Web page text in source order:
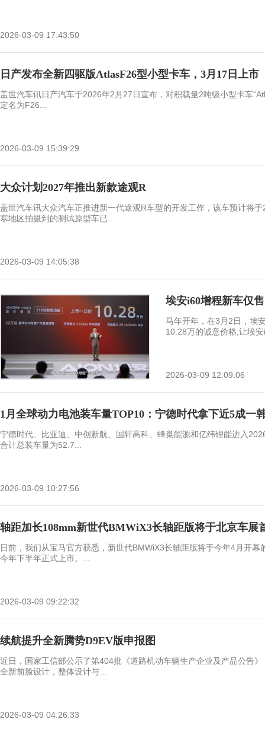
2026-03-09 17:43:50
日产发布全新四驱版AtlasF26型小型卡车，3月17日上市
盖世汽车讯日产汽车于2026年2月27日宣布，对积载量2吨级小型卡车
定名为F26...
2026-03-09 15:39:29
大众计划2027年推出新款途观R
盖世汽车讯大众汽车正推进新一代途观R车型的开发工作，该车预计将
寒地区拍摄到的测试原型车已...
2026-03-09 14:05:38
埃安i60增程新车仅
马年开年，在3月2日，埃
10.28万的诚意价格,让埃
2026-03-09 12:09:06
1月全球动力电池装车量TOP10：宁德时代拿下近5成一
宁德时代、比亚迪、中创新航、国轩高科、蜂巢能源和亿纬锂能进入
合计总装车量为52.7...
2026-03-09 10:27:56
轴距加长108mm新世代BMWiX3长轴距版将于北京车展
日前，我们从宝马官方获悉，新世代BMWiX3长轴距版将于今年4月开
今年下半年正式上市。...
2026-03-09 09:22:32
续航提升全新腾势D9EV版申报图
近日，国家工信部公示了第404批《道路机动车辆生产企业及产品公告
全新前脸设计，整体设计与...
2026-03-09 04:26:33